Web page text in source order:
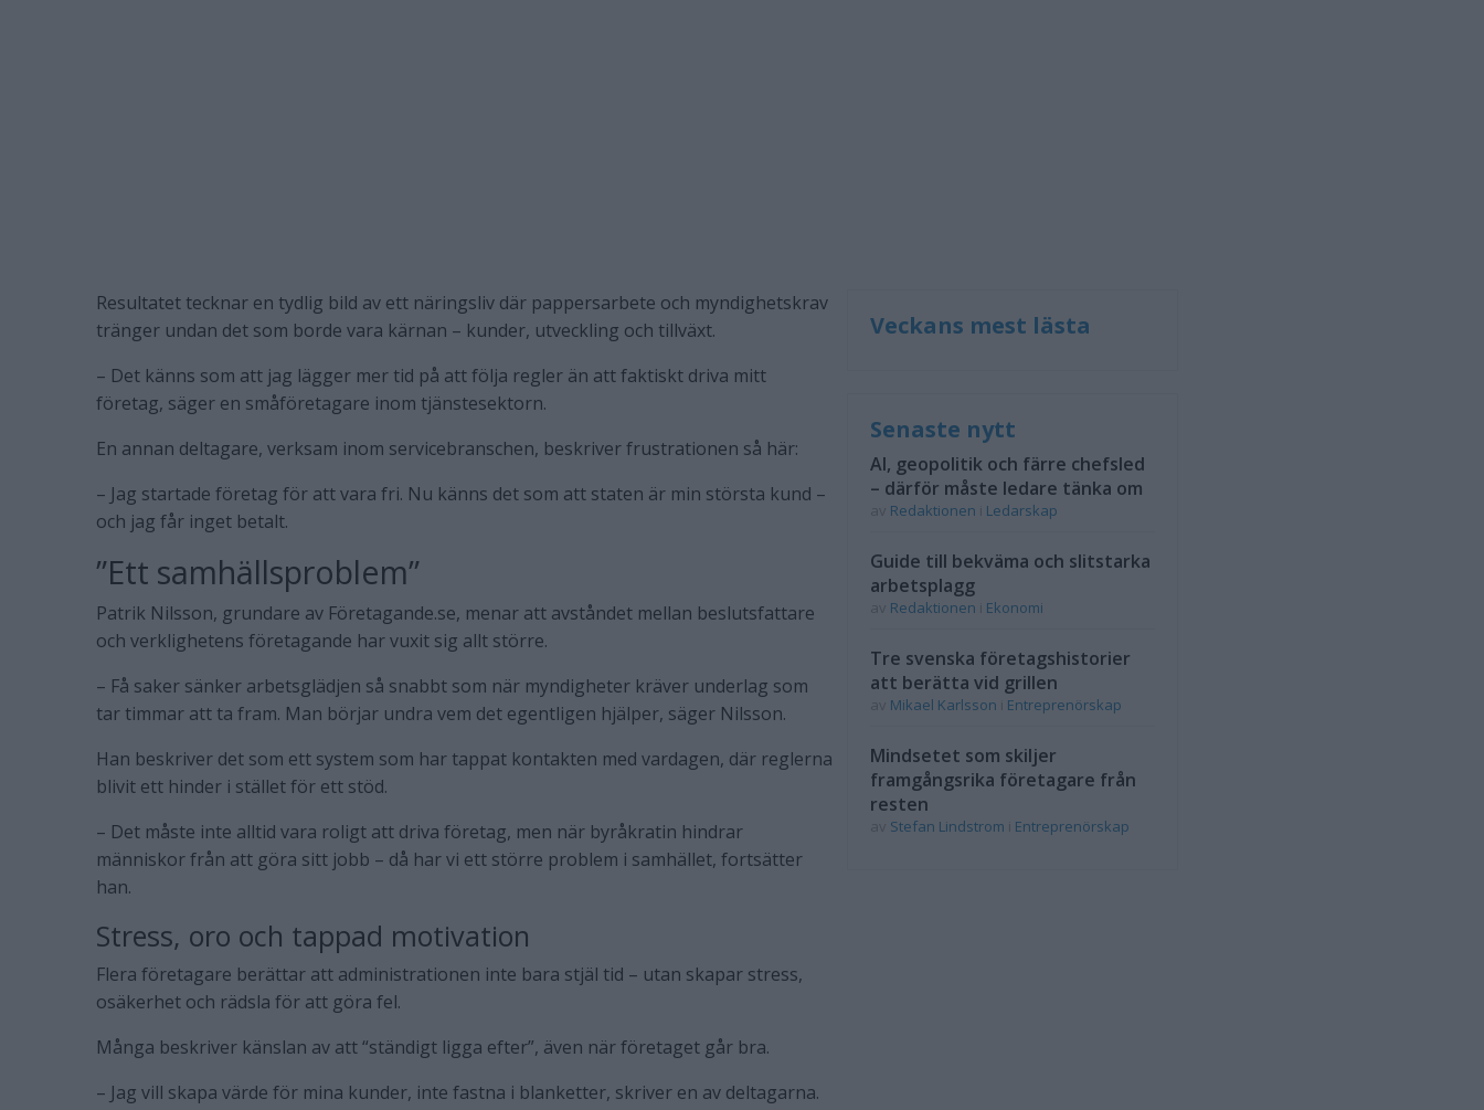
Resultatet tecknar en tydlig bild av ett näringsliv där pappersarbete och myndighetskrav
tränger undan det som borde vara kärnan – kunder, utveckling och tillväxt.
– Det känns som att jag lägger mer tid på att följa regler än att faktiskt driva mitt
företag, säger en småföretagare inom tjänstesektorn.
En annan deltagare, verksam inom servicebranschen, beskriver frustrationen så här:
– Jag startade företag för att vara fri. Nu känns det som att staten är min största kund –
och jag får inget betalt.
”Ett samhällsproblem”
Patrik Nilsson, grundare av Företagande.se, menar att avståndet mellan beslutsfattare
och verklighetens företagande har vuxit sig allt större.
– Få saker sänker arbetsglädjen så snabbt som när myndigheter kräver underlag som
tar timmar att ta fram. Man börjar undra vem det egentligen hjälper, säger Nilsson.
Han beskriver det som ett system som har tappat kontakten med vardagen, där reglerna
blivit ett hinder i stället för ett stöd.
– Det måste inte alltid vara roligt att driva företag, men när byråkratin hindrar
människor från att göra sitt jobb – då har vi ett större problem i samhället, fortsätter
han.
Stress, oro och tappad motivation
Flera företagare berättar att administrationen inte bara stjäl tid – utan skapar stress,
osäkerhet och rädsla för att göra fel.
Många beskriver känslan av att “ständigt ligga efter”, även när företaget går bra.
– Jag vill skapa värde för mina kunder, inte fastna i blanketter, skriver en av deltagarna.
Veckans mest lästa
Senaste nytt
AI, geopolitik och färre chefsled
– därför måste ledare tänka om
Redaktionen Ledarskap
Guide till bekväma och slitstarka
arbetsplagg
Redaktionen Ekonomi
Tre svenska företagshistorier
att berätta vid grillen
Mikael Karlsson Entreprenörskap
Mindsetet som skiljer
framgångsrika företagare från
resten
Stefan Lindstrom Entreprenörskap